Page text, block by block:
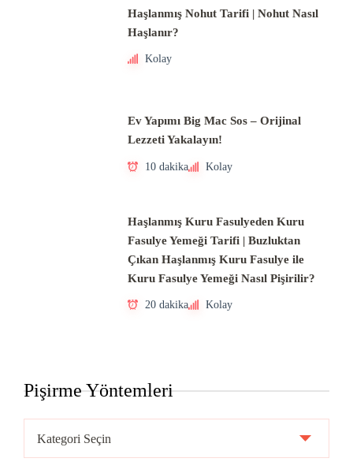
Haşlanmış Nohut Tarifi | Nohut Nasıl
Haşlanır?
Kolay
Ev Yapımı Big Mac Sos – Orijinal
Lezzeti Yakalayın!
10 dakika Kolay
Haşlanmış Kuru Fasulyeden Kuru
Fasulye Yemeği Tarifi | Buzluktan
Çıkan Haşlanmış Kuru Fasulye ile
Kuru Fasulye Yemeği Nasıl Pişirilir?
20 dakika Kolay
Pişirme Yöntemleri
Yöntemleri